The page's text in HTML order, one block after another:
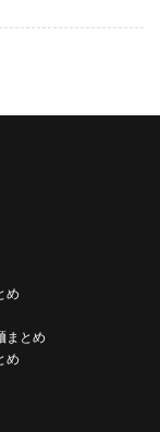
め
まとめ
め